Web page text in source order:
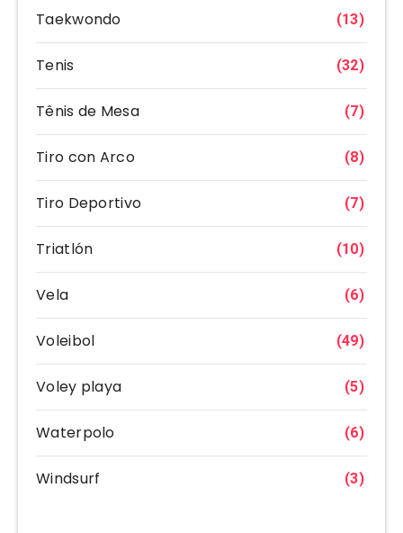
Taekwondo (13)
Tenis (32)
Tênis de Mesa (7)
Tiro con Arco (8)
Tiro Deportivo (7)
Triatlón (10)
Vela (6)
Voleibol (49)
Voley playa (5)
Waterpolo (6)
Windsurf (3)